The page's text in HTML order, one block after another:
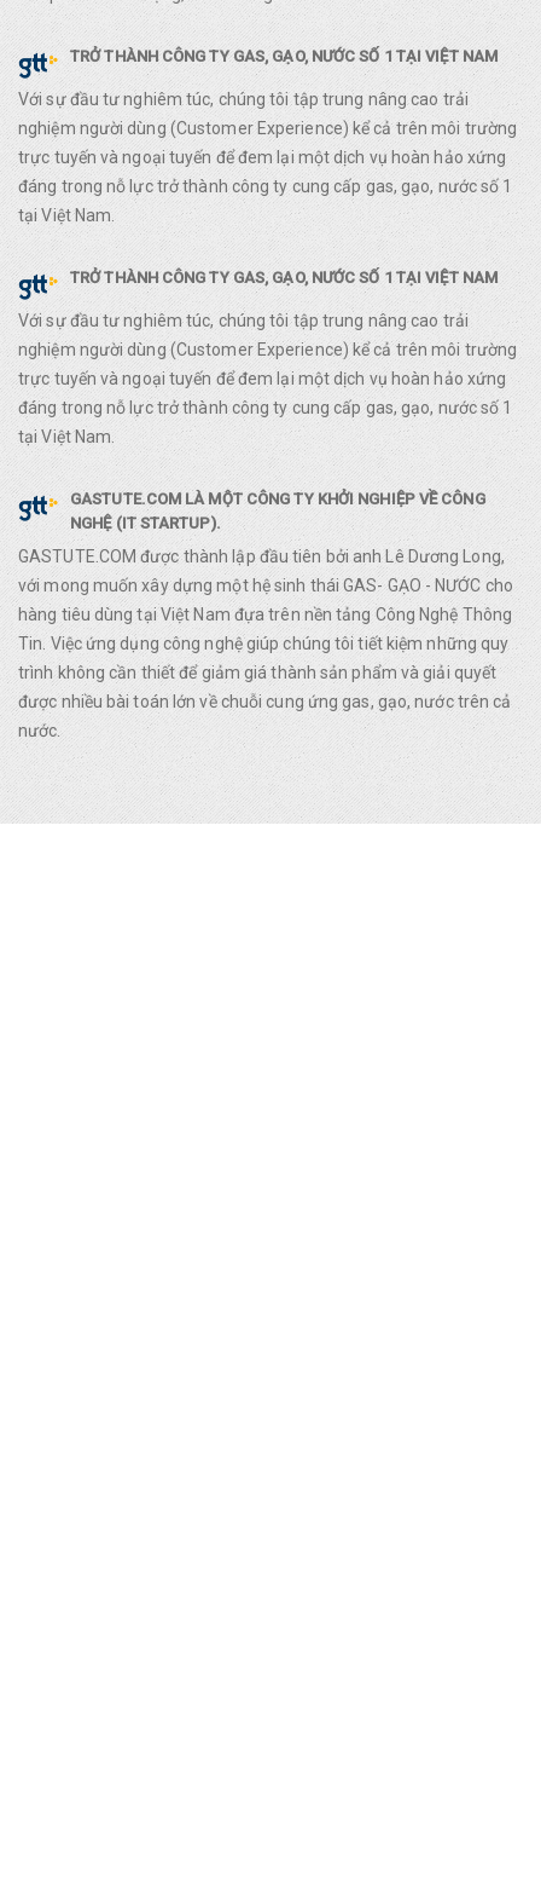
TRỞ THÀNH CÔNG TY GAS, GẠO, NƯỚC SỐ 1 TẠI VIỆT NAM
Với sự đầu tư nghiêm túc, chúng tôi tập trung nâng cao trải
nghiệm người dùng (Customer Experience) kể cả trên môi trường
trực tuyến và ngoại tuyến để đem lại một dịch vụ hoàn hảo xứng
đáng trong nỗ lực trở thành công ty cung cấp gas, gạo, nước số 1
tại Việt Nam.
TRỞ THÀNH CÔNG TY GAS, GẠO, NƯỚC SỐ 1 TẠI VIỆT NAM
Với sự đầu tư nghiêm túc, chúng tôi tập trung nâng cao trải
nghiệm người dùng (Customer Experience) kể cả trên môi trường
trực tuyến và ngoại tuyến để đem lại một dịch vụ hoàn hảo xứng
đáng trong nỗ lực trở thành công ty cung cấp gas, gạo, nước số 1
tại Việt Nam.
GASTUTE.COM LÀ MỘT CÔNG TY KHỞI NGHIỆP VỀ CÔNG
NGHỆ (IT STARTUP).
GASTUTE.COM được thành lập đầu tiên bởi anh Lê Dương Long,
với mong muốn xây dựng một hệ sinh thái GAS- GẠO - NƯỚC cho
hàng tiêu dùng tại Việt Nam đựa trên nền tảng Công Nghệ Thông
Tin. Việc ứng dụng công nghệ giúp chúng tôi tiết kiệm những quy
trình không cần thiết để giảm giá thành sản phẩm và giải quyết
được nhiều bài toán lớn về chuỗi cung ứng gas, gạo, nước trên cả
nước.